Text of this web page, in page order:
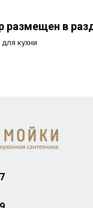
размещен в
кухни